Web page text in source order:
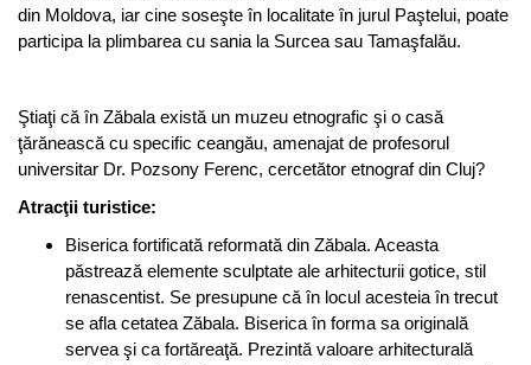
din Moldova, iar cine soseşte în localitate în jurul Paştelui, poate
participa la plimbarea cu sania la Surcea sau Tamaşfalău.
Ştiaţi că în Zăbala există un muzeu etnografic şi o casă
ţărănească cu specific ceangău, amenajat de profesorul
universitar Dr. Pozsony Ferenc, cercetător etnograf din Cluj?
Atracţii turistice:
Biserica fortificată reformată din Zăbala. Aceasta
păstrează elemente sculptate ale arhitecturii gotice, stil
renascentist. Se presupune că în locul acesteia în trecut
se afla cetatea Zăbala. Biserica în forma sa originală
servea şi ca fortăreaţă. Prezintă valoare arhitecturală